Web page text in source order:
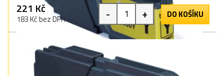
221 Kč
183 Kč bez DPH - + DO KOŠÍKU